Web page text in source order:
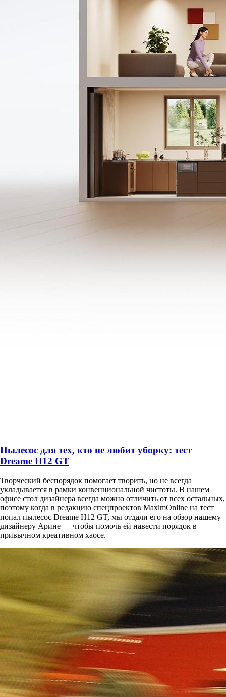
Пылесос для тех, кто не любит уборку: тест
Dreame H12 GT
Творческий беспорядок помогает творить, но не всегда
укладывается в рамки конвенциональной чистоты. В нашем
офисе стол дизайнера всегда можно отличить от всех остальных,
поэтому когда в редакцию спецпроектов MaximOnline на тест
попал пылесос Dreame H12 GT, мы отдали его на обзор нашему
дизайнеру Арине — чтобы помочь ей навести порядок в
привычном креативном хаосе.